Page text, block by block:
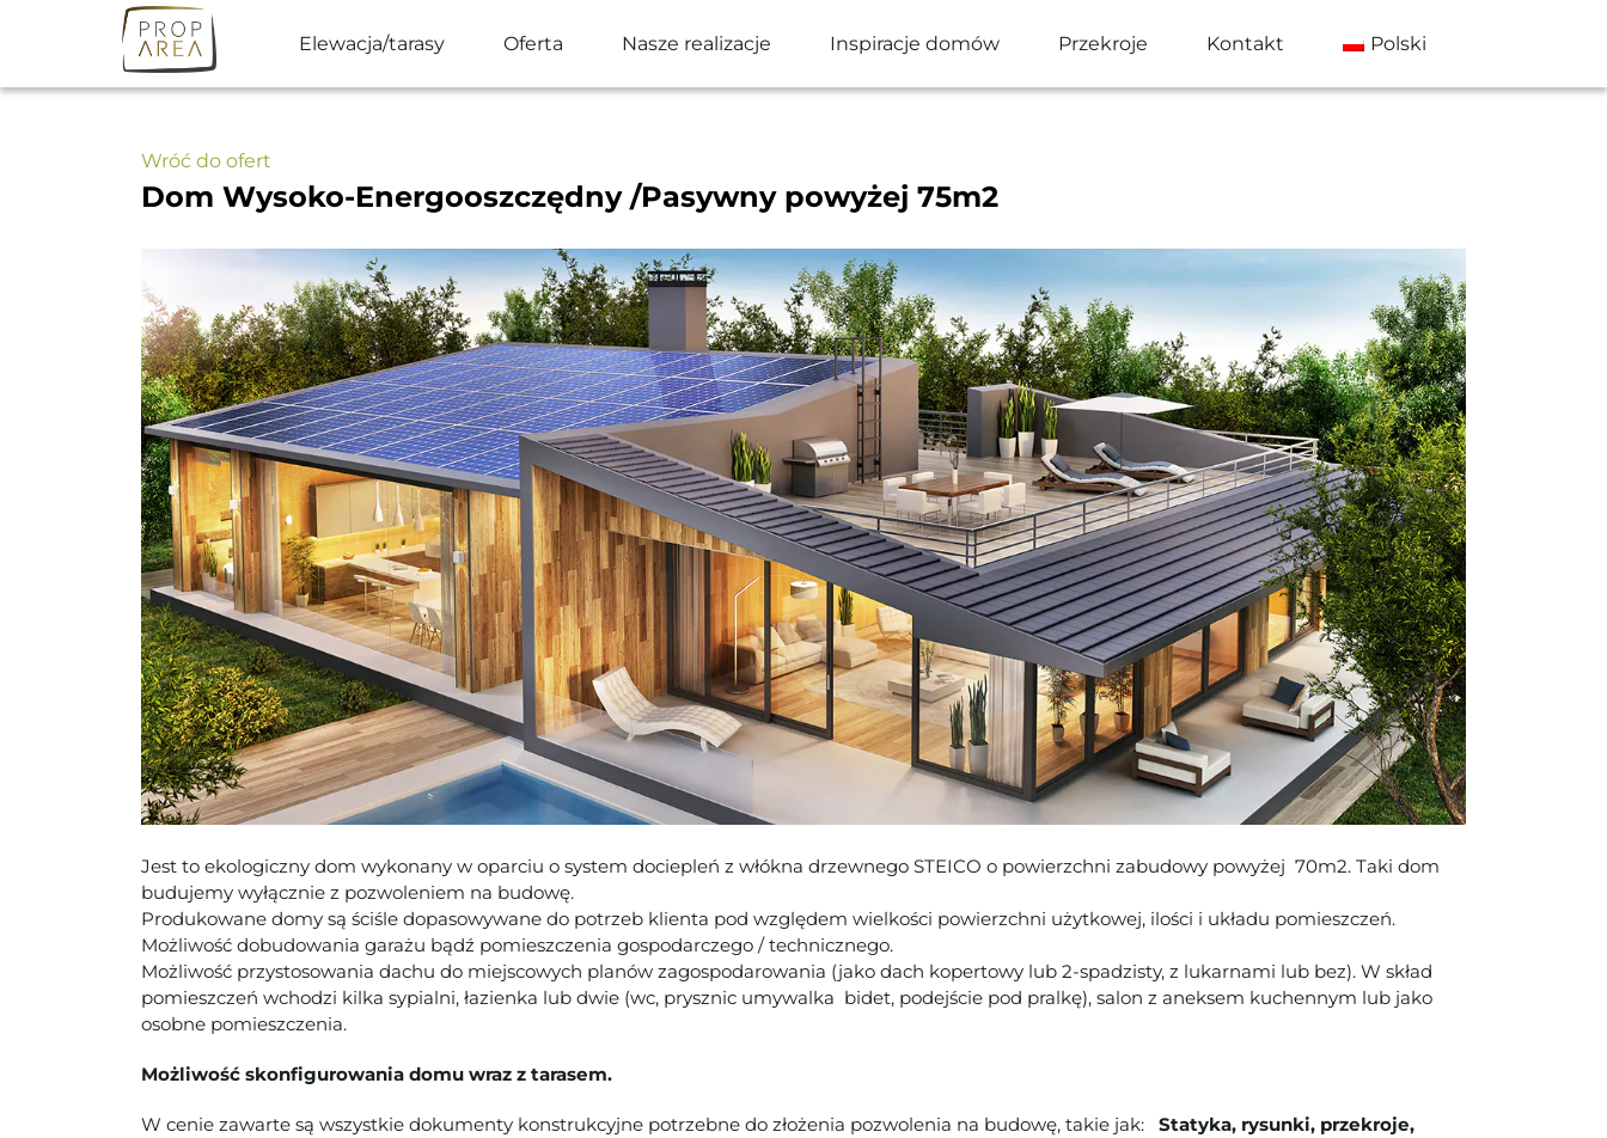
Elewacja/tarasy Oferta Nasze realizacje Inspiracje domów Przekroje Kontakt Polski
Wróć do ofert
Dom Wysoko-Energooszczędny /Pasywny powyżej 75m2
Jest to ekologiczny dom wykonany w oparciu o system dociepleń z włókna drzewnego STEICO o powierzchni zabudowy powyżej 70m2. Taki dom
budujemy wyłącznie z pozwoleniem na budowę.
Produkowane domy są ściśle dopasowywane do potrzeb klienta pod względem wielkości powierzchni użytkowej, ilości i układu pomieszczeń.
Możliwość dobudowania garażu bądź pomieszczenia gospodarczego / technicznego.
Możliwość przystosowania dachu do miejscowych planów zagospodarowania (jako dach kopertowy lub 2-spadzisty, z lukarnami lub bez). W skład
pomieszczeń wchodzi kilka sypialni, łazienka lub dwie (wc, prysznic umywalka bidet, podejście pod pralkę), salon z aneksem kuchennym lub jako
osobne pomieszczenia.
Możliwość skonfigurowania domu wraz z tarasem.
W cenie zawarte są wszystkie dokumenty konstrukcyjne potrzebne do złożenia pozwolenia na budowę, takie jak: Statyka, rysunki, przekroje,